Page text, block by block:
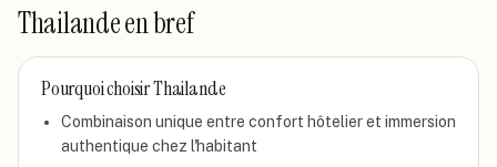
Thailandeen bref
Pourquoi choisirThailande
Combinaison unique entre confort hôtelier et immersion
authentique chez l'habitant